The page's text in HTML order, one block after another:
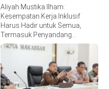
Aliyah Mustika Ilham:
Kesempatan Kerja Inklusif
Harus Hadir untuk Semua,
Termasuk Penyandang
Disabilitas